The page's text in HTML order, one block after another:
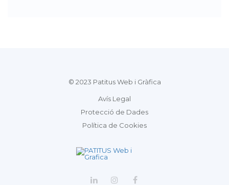
© 2023 Patitus Web i Gràfica
Avís Legal
Protecció de Dades
Política de Cookies